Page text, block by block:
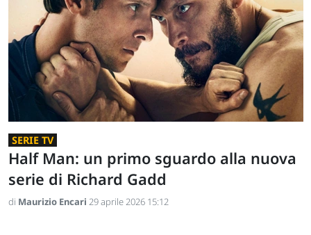
SERIE TV
Half Man: un primo sguardo alla nuova
serie di Richard Gadd
di Maurizio Encari 29 aprile 2026 15:12